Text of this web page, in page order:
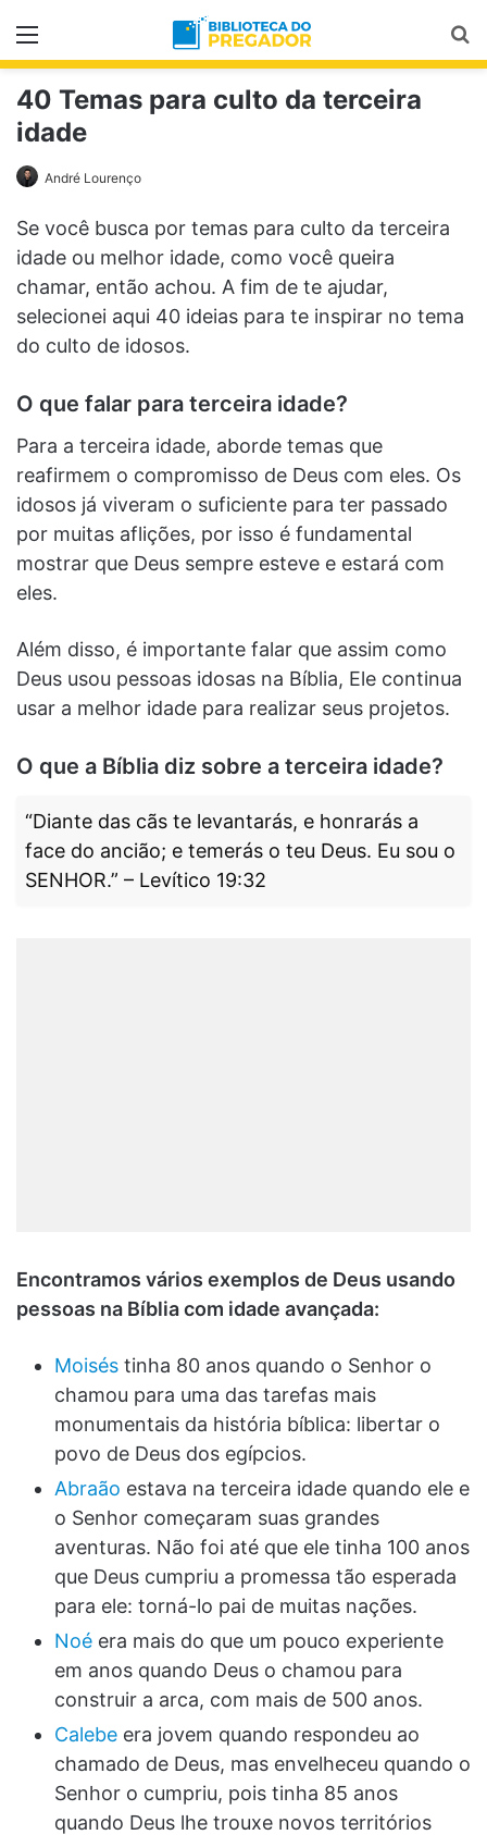
Menu
40 Temas para culto da terceira
idade
André Lourenço
Se você busca por temas para culto da terceira
idade ou melhor idade, como você queira
chamar, então achou. A fim de te ajudar,
selecionei aqui 40 ideias para te inspirar no tema
do culto de idosos.
O que falar para terceira idade?
Para a terceira idade, aborde temas que
reafirmem o compromisso de Deus com eles. Os
idosos já viveram o suficiente para ter passado
por muitas aflições, por isso é fundamental
mostrar que Deus sempre esteve e estará com
eles.
Além disso, é importante falar que assim como
Deus usou pessoas idosas na Bíblia, Ele continua
usar a melhor idade para realizar seus projetos.
O que a Bíblia diz sobre a terceira idade?
“Diante das cãs te levantarás, e honrarás a
face do ancião; e temerás o teu Deus. Eu sou o
SENHOR.” – Levítico 19:32
Encontramos vários exemplos de Deus usando
pessoas na Bíblia com idade avançada:
Moisés tinha 80 anos quando o Senhor o
chamou para uma das tarefas mais
monumentais da história bíblica: libertar o
povo de Deus dos egípcios.
Abraão estava na terceira idade quando ele e
o Senhor começaram suas grandes
aventuras. Não foi até que ele tinha 100 anos
que Deus cumpriu a promessa tão esperada
para ele: torná-lo pai de muitas nações.
Noé era mais do que um pouco experiente
em anos quando Deus o chamou para
construir a arca, com mais de 500 anos.
Calebe era jovem quando respondeu ao
chamado de Deus, mas envelheceu quando o
Senhor o cumpriu, pois tinha 85 anos
quando Deus lhe trouxe novos territórios